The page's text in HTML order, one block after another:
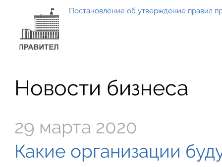
Постановление об утверждение правил
Новости бизнеса
29 марта 2020
Какие организации